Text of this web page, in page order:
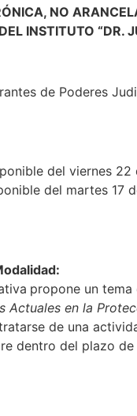
NO
INSTITUTO “DR.
de Poderes
del viernes
del martes 17
propone un
Actuales en la
de una
dentro del plazo